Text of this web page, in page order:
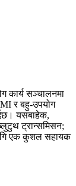
कार्य सञ्चालनमा
र बहु-उपयोग
यसबाहेक,
ट्रान्समिसन;
एक कुशल सहायक